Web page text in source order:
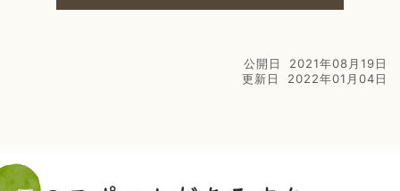
公開日
2021年08月19日
更新日
2022年01月04日